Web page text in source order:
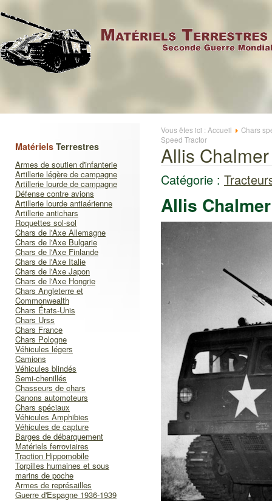
Matériels Terrestres
Armes de soutien d'infanterie
Artillerie légère de campagne
Artillerie lourde de campagne
Défense contre avions
Artillerie lourde antiaérienne
Artillerie antichars
Roquettes sol-sol
Chars de l'Axe Allemagne
Chars de l'Axe Bulgarie
Chars de l'Axe Finlande
Chars de l'Axe Italie
Chars de l'Axe Japon
Chars de l'Axe Hongrie
Chars Angleterre et
Commonwealth
Chars États-Unis
Chars Urss
Chars France
Chars Pologne
Véhicules légers
Camions
Véhicules blindés
Semi-chenillés
Chasseurs de chars
Canons automoteurs
Chars spéciaux
Véhicules Amphibies
Véhicules de capture
Barges de débarquement
Matériels ferroviaires
Traction Hippomobile
Torpilles humaines et sous
marins de poche
Armes de représailles
Guerre d'Espagne 1936-1939
Vous êtes ici : Accueil
Chars
Speed Tractor
Allis
Catégorie :
Allis